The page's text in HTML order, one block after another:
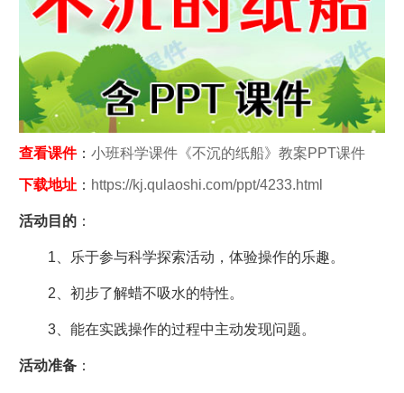
查看课件： 小班科学课件《不沉的纸船》教案PPT课件
下载地址： https://kj.qulaoshi.com/ppt/4233.html
活动目的：
1、乐于参与科学探索活动，体验操作的乐趣。
2、初步了解蜡不吸水的特性。
3、能在实践操作的过程中主动发现问题。
活动准备：